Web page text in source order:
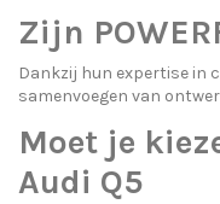
Zijn
Dankzij hun expertise in
samenvoegen van
Moet je
Audi Q5